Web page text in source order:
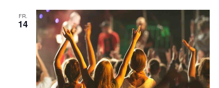
und
FR.
14